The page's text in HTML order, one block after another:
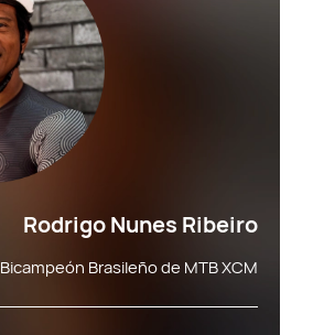
Rodrigo Nunes Ribeiro
Bicampeón Brasileño de MTB XCM